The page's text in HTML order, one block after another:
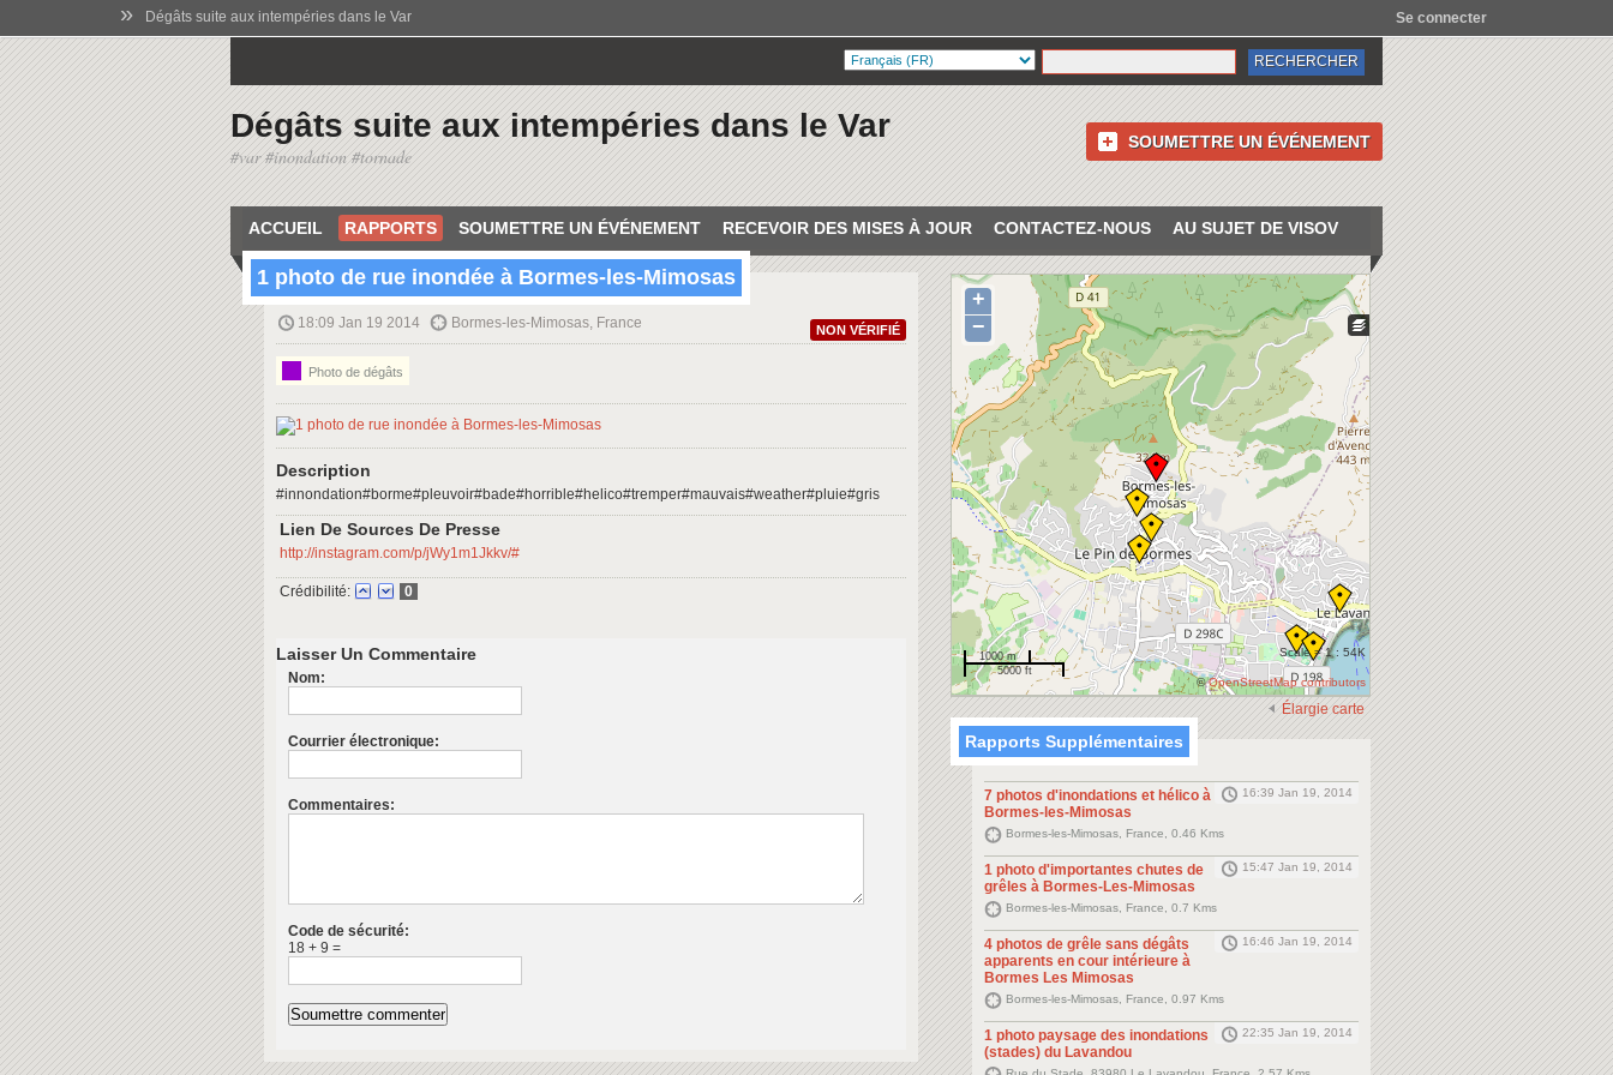
» Dégâts suite aux intempéries dans le Var Se connecter
Dégâts suite aux intempéries dans le Var
#var #inondation #tornade
SOUMETTRE UN ÉVÉNEMENT
ACCUEIL RAPPORTS SOUMETTRE UN ÉVÉNEMENT RECEVOIR DES MISES À JOUR CONTACTEZ-NOUS AU SUJET DE VISOV
NON VÉRIFIÉ
1 photo de rue inondée à Bormes-les-Mimosas
18:09 Jan 19 2014 Bormes-les-Mimosas, France
Photo de dégâts
Description
#innondation#borme#pleuvoir#bade#horrible#helico#tremper#mauvais#weather#pluie#gris
Lien De Sources De Presse
http://instagram.com/p/jWy1m1Jkkv/#
Crédibilité: 0
Laisser Un Commentaire
Nom:
Courrier électronique:
Commentaires:
Code de sécurité:
18 + 9 =
+
−
1000 m
5000 ft
Scale = 1 : 54K
©OpenStreetMap contributors
Élargie carte
Rapports Supplémentaires
7 photos d'inondations et hélico à
Bormes-les-Mimosas
16:39 Jan 19, 2014
Bormes-les-Mimosas, France, 0.46 Kms
1 photo d'importantes chutes de
grêles à Bormes-Les-Mimosas
15:47 Jan 19, 2014
Bormes-les-Mimosas, France, 0.7 Kms
4 photos de grêle sans dégâts
apparents en cour intérieure à
Bormes Les Mimosas
16:46 Jan 19, 2014
Bormes-les-Mimosas, France, 0.97 Kms
1 photo paysage des inondations
(stades) du Lavandou
22:35 Jan 19, 2014